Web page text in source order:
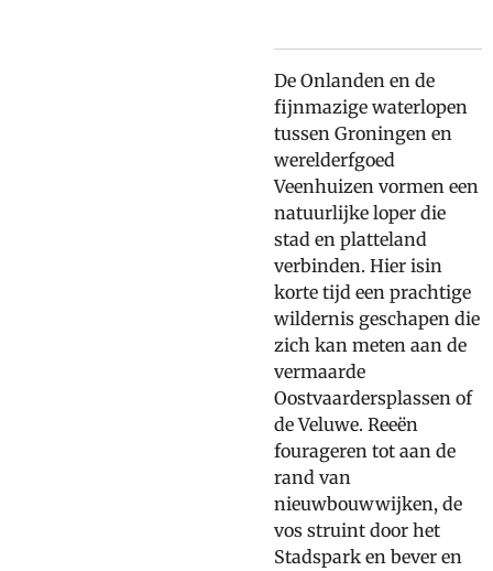
De Onlanden en de
fijnmazige waterlopen
tussen Groningen en
werelderfgoed
Veenhuizen vormen een
natuurlijke loper die
stad en platteland
verbinden. Hier isin
korte tijd een prachtige
wildernis geschapen die
zich kan meten aan de
vermaarde
Oostvaardersplassen of
de Veluwe. Reeën
fourageren tot aan de
rand van
nieuwbouwwijken, de
vos struint door het
Stadspark en bever en